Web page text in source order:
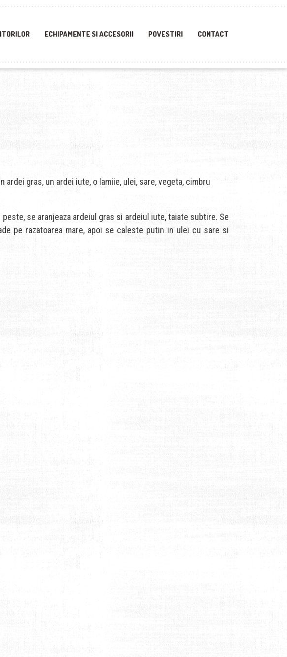
ECHIPAMENTE SI ACCESORII POVESTIRI CONTACT
gras, un ardei iute, o lamiie, ulei, sare, vegeta, cimbru
se aranjeaza ardeiul gras si ardeiul iute, taiate subtire. Se
pe razatoarea mare, apoi se caleste putin in ulei cu sare si